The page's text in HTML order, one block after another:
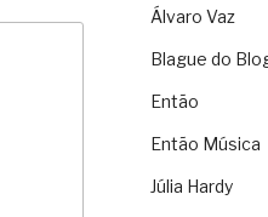
Álvaro Vaz
Blague do
Então
Então Música
Júlia Hardy